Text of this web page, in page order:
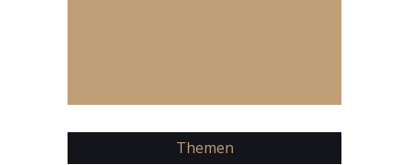
Themen